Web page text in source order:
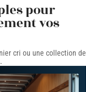
pour
vos
cri ou une collection de